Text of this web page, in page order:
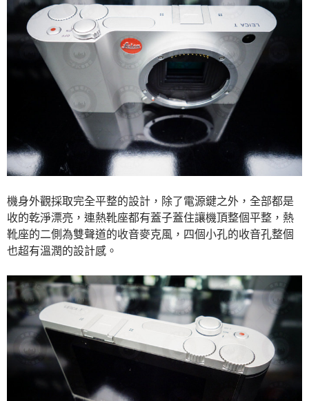
機身外觀採取完全平整的設計，除了電源鍵之外，全部都是
收的乾淨漂亮，連熱靴座都有蓋子蓋住讓機頂整個平整，熱
靴座的二側為雙聲道的收音麥克風，四個小孔的收音孔整個
也超有溫潤的設計感。